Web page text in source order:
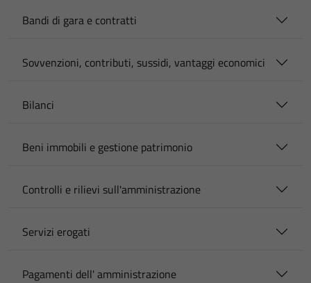
Bandi di gara e contratti
Sovvenzioni, contributi, sussidi, vantaggi economici
Bilanci
Beni immobili e gestione patrimonio
Controlli e rilievi sull'amministrazione
Servizi erogati
Pagamenti dell' amministrazione